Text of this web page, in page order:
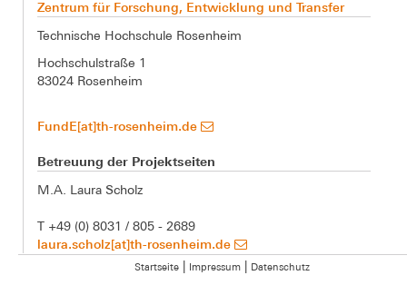
Zentrum für Forschung, Entwicklung und Transfer
Technische Hochschule Rosenheim
Hochschulstraße 1
83024 Rosenheim
FundE[at]th-rosenheim.de
Betreuung der Projektseiten
M.A. Laura Scholz
T +49 (0) 8031 / 805 - 2689
laura.scholz[at]th-rosenheim.de
Startseite| Impressum| Datenschutz